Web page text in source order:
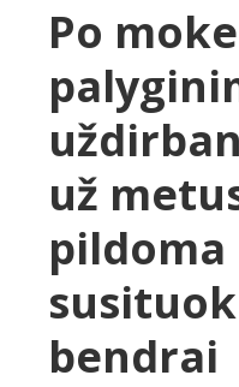
Po
už
pildoma
bendrai